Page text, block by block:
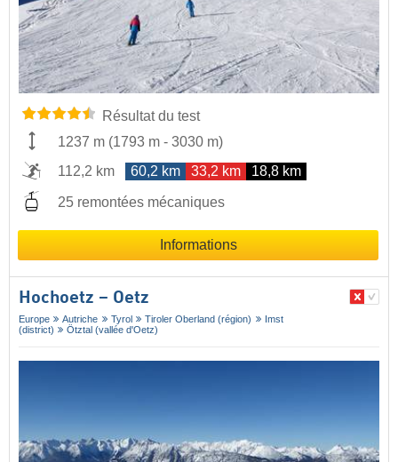
Résultat du test
1237 m (1793 m - 3030 m)
112,2 km
60,2 km 33,2 km 18,8 km
25 remontées mécaniques
Informations
Hochoetz – Oetz
Europe Autriche Tyrol Tiroler Oberland (région)
Imst
(district)
Ötztal (vallée d'Oetz)